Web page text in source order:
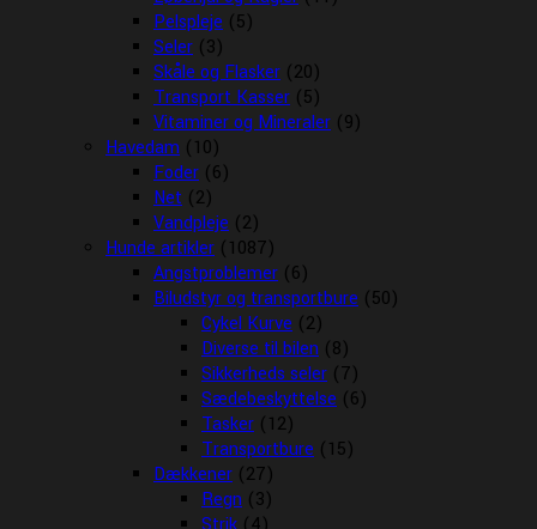
Pelspleje (5)
Seler (3)
Skåle og Flasker (20)
Transport Kasser (5)
Vitaminer og Mineraler (9)
Havedam (10)
Foder (6)
Net (2)
Vandpleje (2)
Hunde artikler (1087)
Angstproblemer (6)
Biludstyr og transportbure (50)
Cykel Kurve (2)
Diverse til bilen (8)
Sikkerheds seler (7)
Sædebeskyttelse (6)
Tasker (12)
Transportbure (15)
Dækkener (27)
Regn (3)